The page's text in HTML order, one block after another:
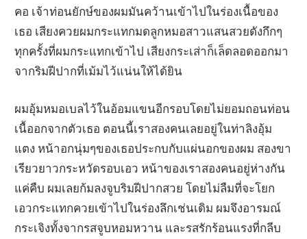
คอ เจ้าท่อนยักษ์ของผมมันคว้านเข้าไปในร่องเนื้อของ
เธอ เสียงควยผมกระแทกมดลูกหมอสาวแสนสวยดังกึกๆ
ทุกครั้งที่ผมกระแทกเข้าไป เสียงกระเส่าก็เล็ดลอดออกมา
จากริมฝีปากที่เม้มไว้แน่นให้ได้ยิน
ผมอุ้มหมอเบลไว้ในอ้อมแขนอีกรอบโดยไม่ยอมถอนท่อน
เนื้ออกจากตัวเธอ ตอนนี้เราสองคนเลยอยู่ในท่าลิงอุ้ม
แตง หน้าอกนุ่มๆของเธอประกบกับแผ่นอกของผม สองขา
เรียวยาวกระหวัดรอบเอว หน้าของเราสองคนอยู่ห่างกัน
แค่คืบ ผมเลยก้มลงจูบริมฝีปากสวย โดยไม่ลืมที่จะโยก
เอวกระแทกควยเข้าไปในร่องลึกเช่นเดิม ผมจึงอารมณ์
กระเจิงทั้งจากรสจูบหอมหวาน และรสรักร้อนแรงที่กลีบ